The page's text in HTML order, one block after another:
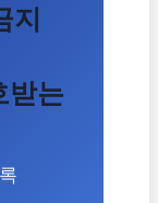
지
받는